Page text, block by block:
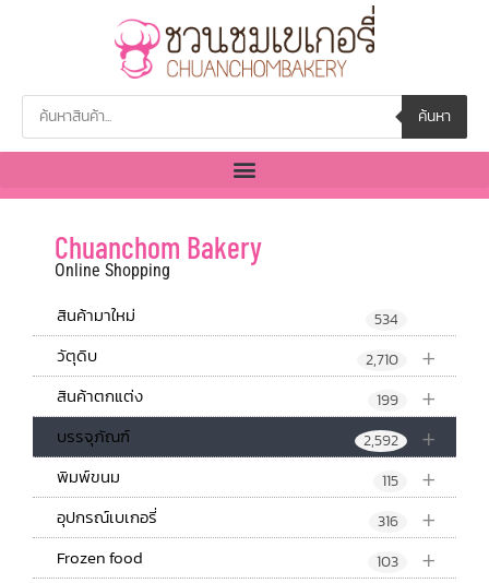
ค้นหา
Chuanchom Bakery
Online Shopping
สินค้ามาใหม่ 534
+
วัตุดิบ 2,710
+
สินค้าตกแต่ง 199
+
บรรจุภัณฑ์ 2,592
+
พิมพ์ขนม 115
+
อุปกรณ์เบเกอรี่ 316
+
Frozen food 103